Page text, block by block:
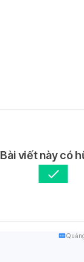
Bài viết này có